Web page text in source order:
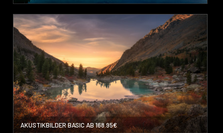
AKUSTIKBILDER BASIC AB 168.95€